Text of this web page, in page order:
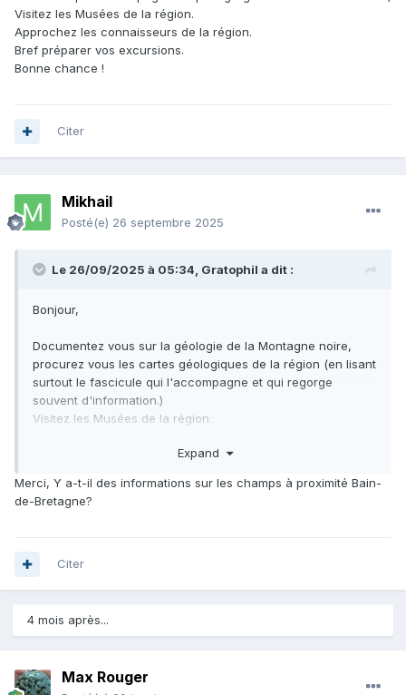
Visitez les Musées de la région.
Approchez les connaisseurs de la région.
Bref préparer vos excursions.
Bonne chance !
Citer
Mikhail
Posté(e) 26 septembre 2025
Le 26/09/2025 à 05:34, Gratophil a dit :
Bonjour,
Documentez vous sur la géologie de la Montagne noire,
procurez vous les cartes géologiques de la région (en lisant
surtout le fascicule qui l'accompagne et qui regorge
souvent d'information.)
Visitez les Musées de la région.
Bref préparer vos excursions.
Expand
Merci, Y a-t-il des informations sur les champs à proximité Bain-
de-Bretagne?
Citer
4 mois après...
Max Rouger